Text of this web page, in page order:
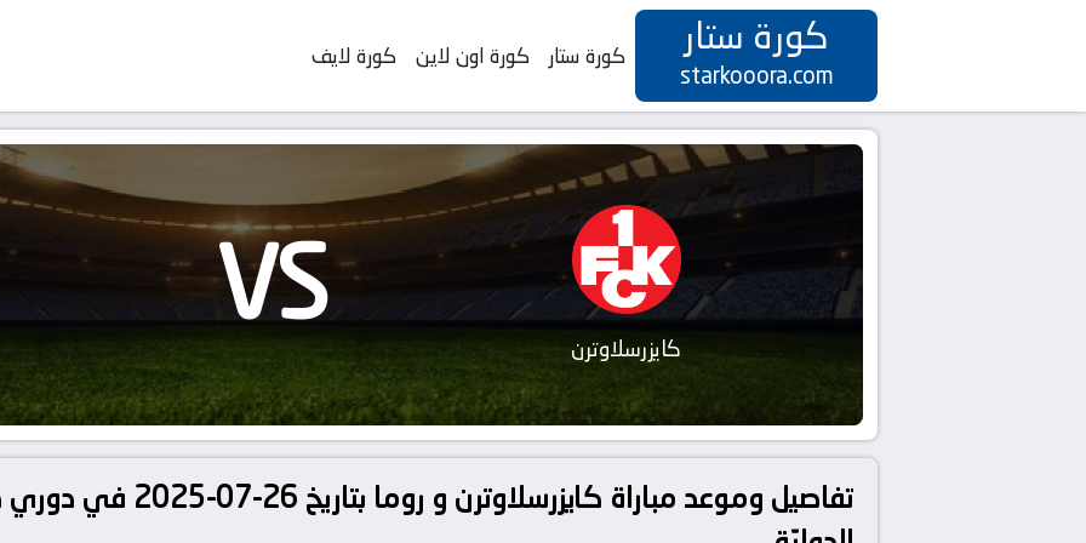
كورة ستار
starkooora.com
كورة ستار كورة اون لاين كورة لايف
كايزرسلاوترن VS
تفاصيل وموعد مباراة